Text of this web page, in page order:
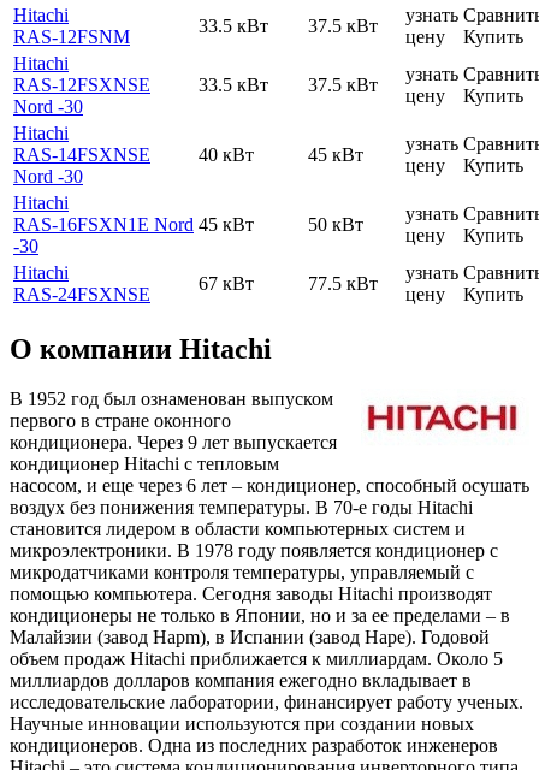
Hitachi
RAS-12FSNM
33.5 кВт 37.5 кВт
узнать
цену
Купить
Hitachi
RAS-12FSXNSE
Nord -30
33.5 кВт 37.5 кВт
узнать
цену
Купить
Hitachi
RAS-14FSXNSE
Nord -30
40 кВт 45 кВт
узнать
цену
Купить
Hitachi
RAS-16FSXN1E Nord
-30
45 кВт 50 кВт
узнать
цену
Купить
Hitachi
RAS-24FSXNSE
67 кВт 77.5 кВт
узнать
цену
Купить
О компании Hitachi
В 1952 год был ознаменован выпуском
первого в стране оконного
кондиционера. Через 9 лет выпускается
кондиционер Hitachi с тепловым
насосом, и еще через 6 лет – кондиционер, способный осушать
воздух без понижения температуры. В 70-е годы Hitachi
становится лидером в области компьютерных систем и
микроэлектроники. В 1978 году появляется кондиционер с
микродатчиками контроля температуры, управляемый с
помощью компьютера. Сегодня заводы Hitachi производят
кондиционеры не только в Японии, но и за ее пределами – в
Малайзии (завод Hapm), в Испании (завод Hape). Годовой
объем продаж Hitachi приближается к миллиардам. Около 5
миллиардов долларов компания ежегодно вкладывает в
исследовательские лаборатории, финансирует работу ученых.
Научные инновации используются при создании новых
кондиционеров. Одна из последних разработок инженеров